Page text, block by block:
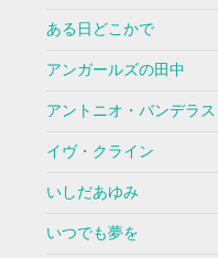
ある日どこかで
アンガールズの田中
アントニオ・バンデラス
イヴ・クライン
いしだあゆみ
いつでも夢を